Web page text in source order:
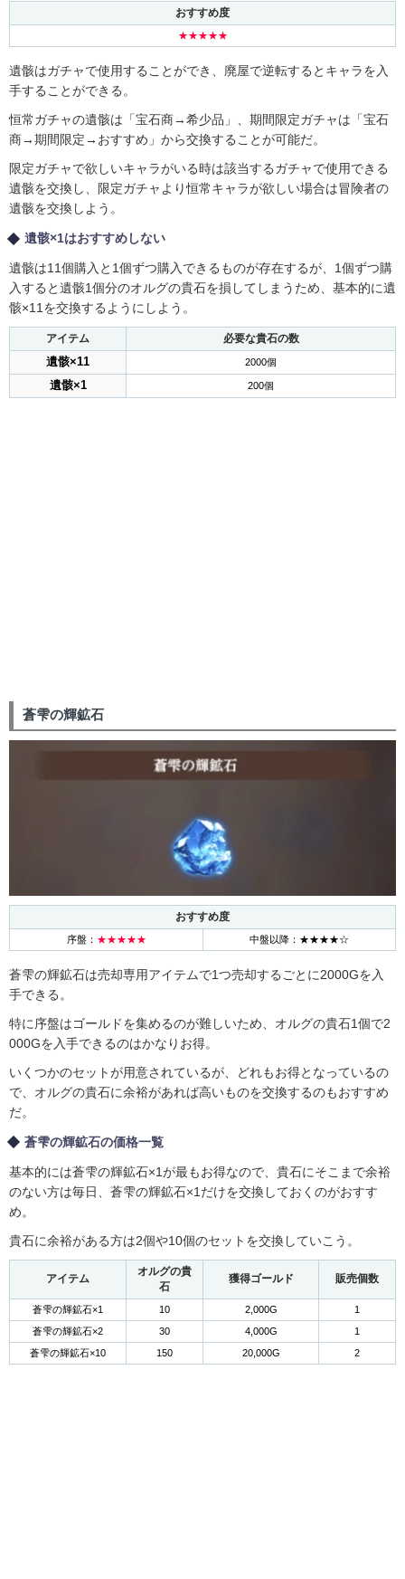
おすすめ度
★★★★★
遺骸はガチャで使用することができ、廃屋で逆転するとキャラを入
手することができる。
恒常ガチャの遺骸は「宝石商→希少品」、期間限定ガチャは「宝石
商→期間限定→おすすめ」から交換することが可能だ。
限定ガチャで欲しいキャラがいる時は該当するガチャで使用できる
遺骸を交換し、限定ガチャより恒常キャラが欲しい場合は冒険者の
遺骸を交換しよう。
遺骸×1はおすすめしない
遺骸は11個購入と1個ずつ購入できるものが存在するが、1個ずつ購
入すると遺骸1個分のオルグの貴石を損してしまうため、基本的に遺
骸×11を交換するようにしよう。
アイテム
必要な貴石の数
遺骸×11
2000個
遺骸×1 200個
蒼雫の輝鉱石
おすすめ度
序盤： ★★★★★ 中盤以降：★★★★☆
蒼雫の輝鉱石は売却専用アイテムで1つ売却するごとに2000Gを入
手できる。
特に序盤はゴールドを集めるのが難しいため、オルグの貴石1個で2
000Gを入手できるのはかなりお得。
いくつかのセットが用意されているが、どれもお得となっているの
で、オルグの貴石に余裕があれば高いものを交換するのもおすすめ
だ。
蒼雫の輝鉱石の価格一覧
基本的には蒼雫の輝鉱石×1が最もお得なので、貴石にそこまで余裕
のない方は毎日、蒼雫の輝鉱石×1だけを交換しておくのがおすす
め。
貴石に余裕がある方は2個や10個のセットを交換していこう。
アイテム
オルグの貴
石
獲得ゴールド 販売個数
蒼雫の輝鉱石×1 10 2,000G
1
蒼雫の輝鉱石×2
30 4,000G
1
蒼雫の輝鉱石×10
150 20,000G 2